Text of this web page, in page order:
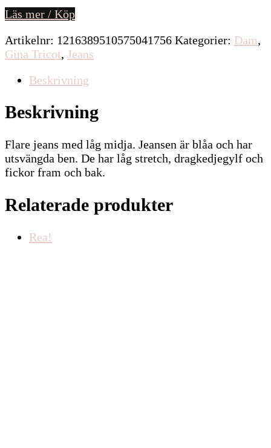
Läs mer / Köp
Artikelnr: 1216389510575041756 Kategorier: Dam,
Gina Tricot, Jeans
Beskrivning
Beskrivning
Flare jeans med låg midja. Jeansen är blåa och har
utsvängda ben. De har låg stretch, dragkedjegylf och
fickor fram och bak.
Relaterade produkter
Rea!